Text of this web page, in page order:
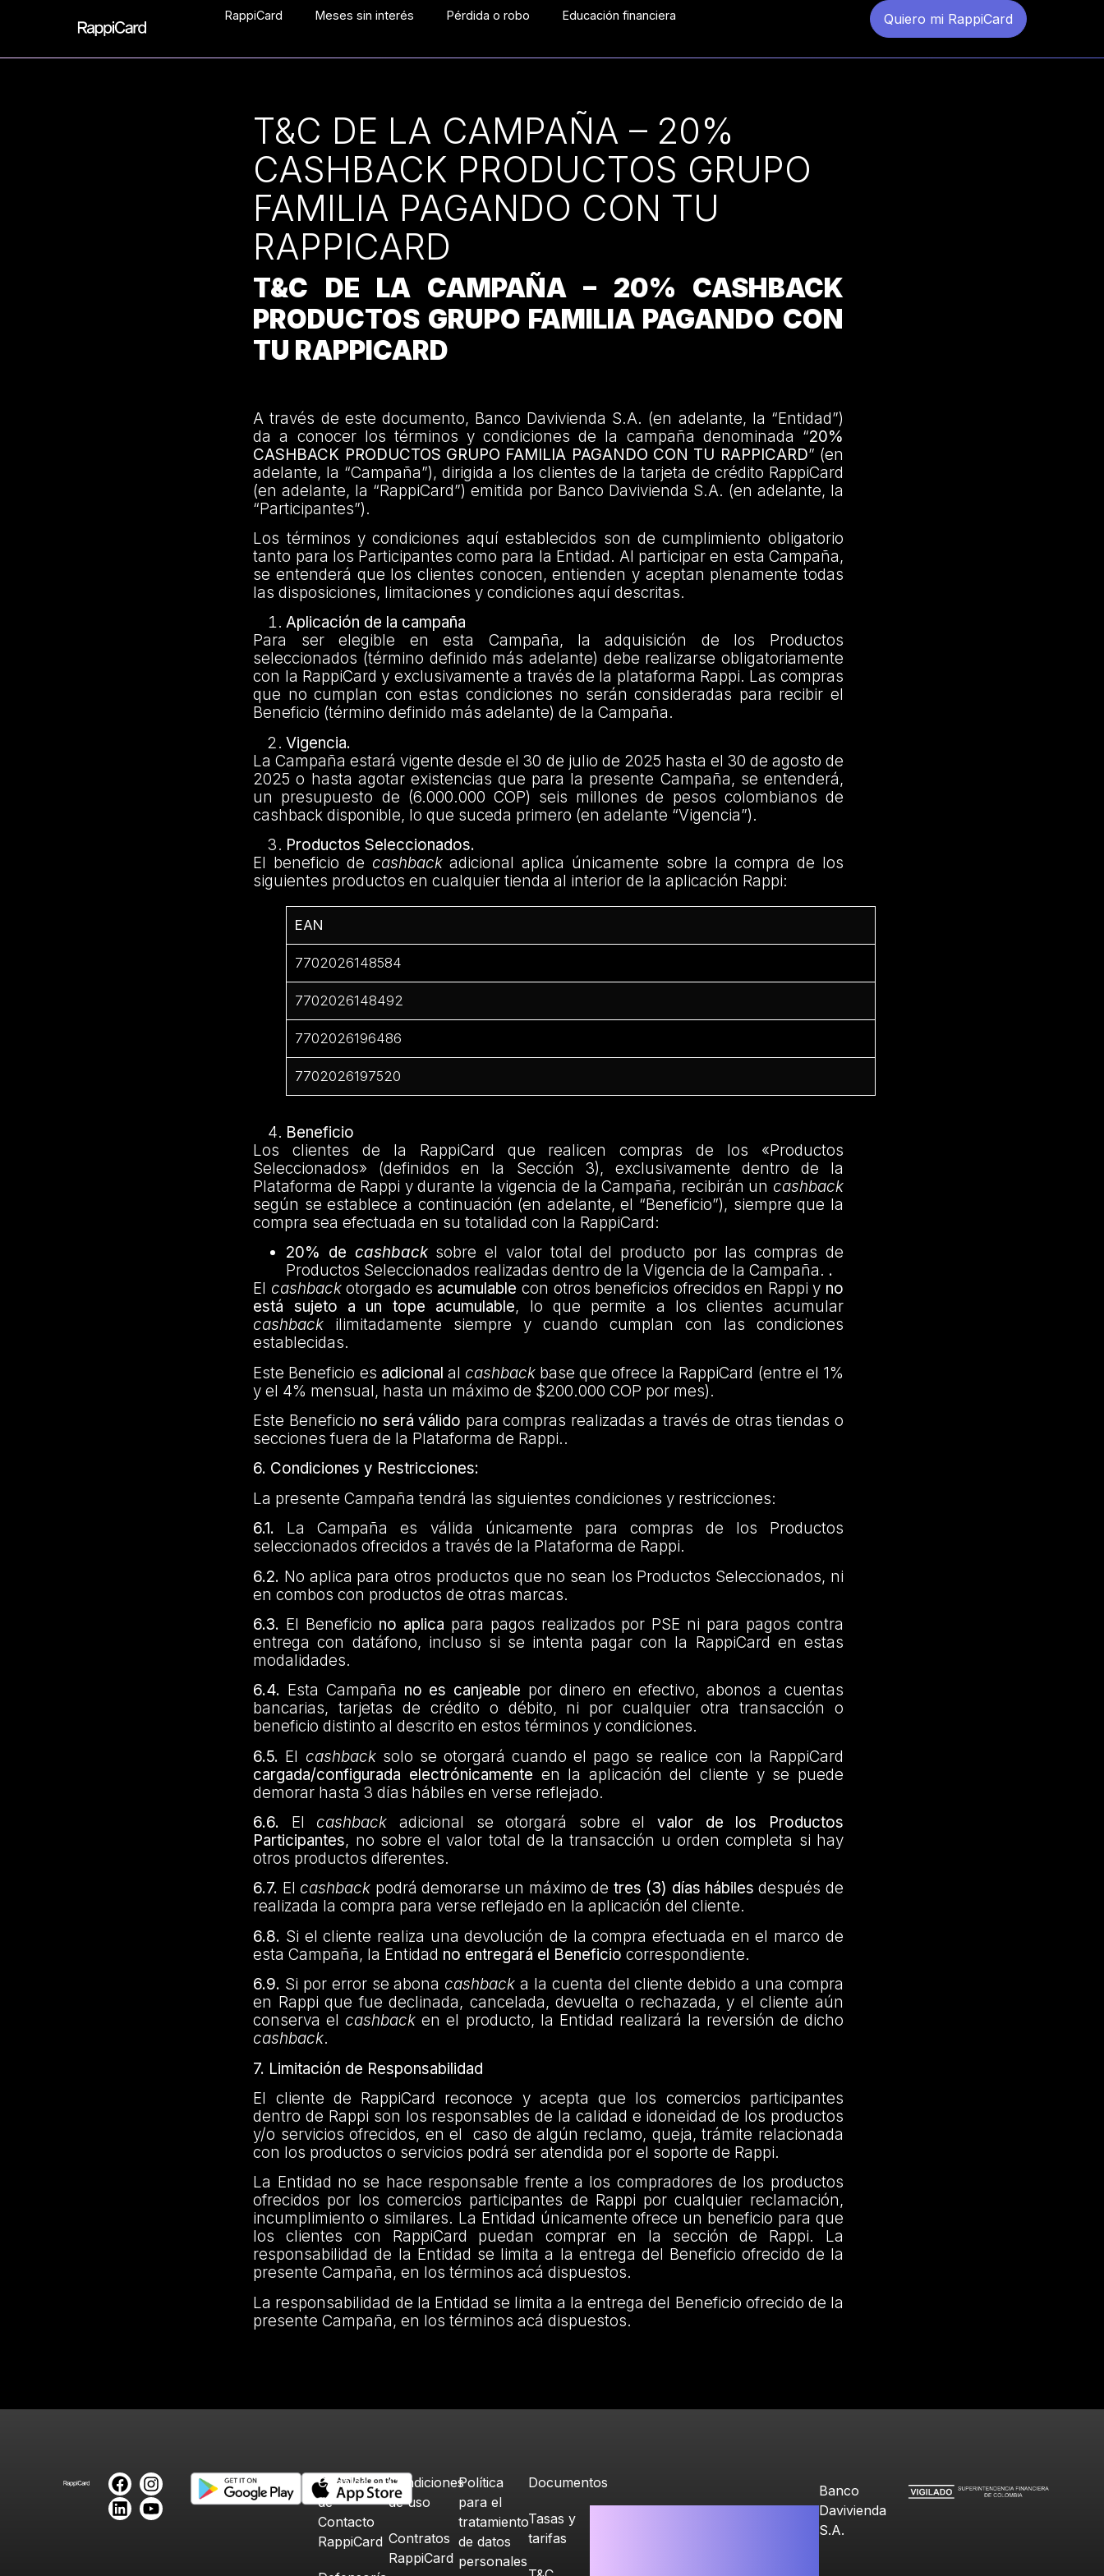
RappiCard Meses sin interés Pérdida o robo Educación financiera Quiero mi RappiCard
T&C DE LA CAMPAÑA – 20%
CASHBACK PRODUCTOS GRUPO
FAMILIA PAGANDO CON TU
RAPPICARD
T&C DE LA CAMPAÑA – 20% CASHBACK
PRODUCTOS GRUPO FAMILIA PAGANDO CON
TU RAPPICARD
A través de este documento, Banco Davivienda S.A. (en adelante, la “Entidad”)
da a conocer los términos y condiciones de la campaña denominada “20%
CASHBACK PRODUCTOS GRUPO FAMILIA PAGANDO CON TU RAPPICARD” (en
adelante, la “Campaña”), dirigida a los clientes de la tarjeta de crédito RappiCard
(en adelante, la “RappiCard”) emitida por Banco Davivienda S.A. (en adelante, la
“Participantes”).
Los términos y condiciones aquí establecidos son de cumplimiento obligatorio
tanto para los Participantes como para la Entidad. Al participar en esta Campaña,
se entenderá que los clientes conocen, entienden y aceptan plenamente todas
las disposiciones, limitaciones y condiciones aquí descritas.
Aplicación de la campaña
Para ser elegible en esta Campaña, la adquisición de los Productos
seleccionados (término definido más adelante) debe realizarse obligatoriamente
con la RappiCard y exclusivamente a través de la plataforma Rappi. Las compras
que no cumplan con estas condiciones no serán consideradas para recibir el
Beneficio (término definido más adelante) de la Campaña.
Vigencia.
La Campaña estará vigente desde el 30 de julio de 2025 hasta el 30 de agosto de
2025 o hasta agotar existencias que para la presente Campaña, se entenderá,
un presupuesto de (6.000.000 COP) seis millones de pesos colombianos de
cashback disponible, lo que suceda primero (en adelante “Vigencia”).
Productos Seleccionados.
El beneficio de cashbackadicional aplica únicamente sobre la compra de los
siguientes productos en cualquier tienda al interior de la aplicación Rappi:
EAN
7702026148584
7702026148492
7702026196486
7702026197520
Beneficio
Los clientes de la RappiCard que realicen compras de los «Productos
Seleccionados» (definidos en la Sección 3), exclusivamente dentro de la
Plataforma de Rappi y durante la vigencia de la Campaña, recibirán un cashback
según se establece a continuación (en adelante, el “Beneficio”), siempre que la
compra sea efectuada en su totalidad con la RappiCard:
20% de cashbacksobre el valor total del producto por las compras de
Productos Seleccionados realizadas dentro de la Vigencia de la Campaña. .
El cashbackotorgado es acumulable con otros beneficios ofrecidos en Rappi y no
está sujeto a un tope acumulable, lo que permite a los clientes acumular
cashback ilimitadamente siempre y cuando cumplan con las condiciones
establecidas.
Este Beneficio es adicional al cashbackbase que ofrece la RappiCard (entre el 1%
y el 4% mensual, hasta un máximo de $200.000 COP por mes).
Este Beneficio no será válido para compras realizadas a través de otras tiendas o
secciones fuera de la Plataforma de Rappi..
6. Condiciones y Restricciones:
La presente Campaña tendrá las siguientes condiciones y restricciones:
6.1. La Campaña es válida únicamente para compras de los Productos
seleccionados ofrecidos a través de la Plataforma de Rappi.
6.2. No aplica para otros productos que no sean los Productos Seleccionados, ni
en combos con productos de otras marcas.
6.3. El Beneficio no aplica para pagos realizados por PSE ni para pagos contra
entrega con datáfono, incluso si se intenta pagar con la RappiCard en estas
modalidades.
6.4. Esta Campaña no es canjeable por dinero en efectivo, abonos a cuentas
bancarias, tarjetas de crédito o débito, ni por cualquier otra transacción o
beneficio distinto al descrito en estos términos y condiciones.
6.5. El cashbacksolo se otorgará cuando el pago se realice con la RappiCard
cargada/configurada electrónicamente en la aplicación del cliente y se puede
demorar hasta 3 días hábiles en verse reflejado.
6.6. El cashback adicional se otorgará sobre elvalor de los Productos
Participantes, no sobre el valor total de la transacción u orden completa si hay
otros productos diferentes.
6.7. El cashback podrá demorarse un máximo de tres (3) días hábiles después de
realizada la compra para verse reflejado en la aplicación del cliente.
6.8. Si el cliente realiza una devolución de la compra efectuada en el marco de
esta Campaña, la Entidad no entregará el Beneficio correspondiente.
6.9. Si por error se abona cashback a la cuenta del cliente debido a una compra
en Rappi que fue declinada, cancelada, devuelta o rechazada, y el cliente aún
conserva el cashback en el producto, la Entidad realizará la reversión de dicho
cashback.
7. Limitación de Responsabilidad
El cliente de RappiCard reconoce y acepta que los comercios participantes
dentro de Rappi son los responsables de la calidad e idoneidad de los productos
y/o servicios ofrecidos, en el caso de algún reclamo, queja, trámite relacionada
con los productos o servicios podrá ser atendida por el soporte de Rappi.
La Entidad no se hace responsable frente a los compradores de los productos
ofrecidos por los comercios participantes de Rappi por cualquier reclamación,
incumplimiento o similares. La Entidad únicamente ofrece un beneficio para que
los clientes con RappiCard puedan comprar en la sección de Rappi. La
responsabilidad de la Entidad se limita a la entrega del Beneficio ofrecido de la
presente Campaña, en los términos acá dispuestos.
La responsabilidad de la Entidad se limita a la entrega del Beneficio ofrecido de la
presente Campaña, en los términos acá dispuestos.
Canales
de
Contacto
RappiCard
Condiciones
de uso
Contratos
RappiCard
Política
para el
tratamiento
de datos
personales
Documentos
Tasas y
tarifas
Banco
Davivienda
S.A.